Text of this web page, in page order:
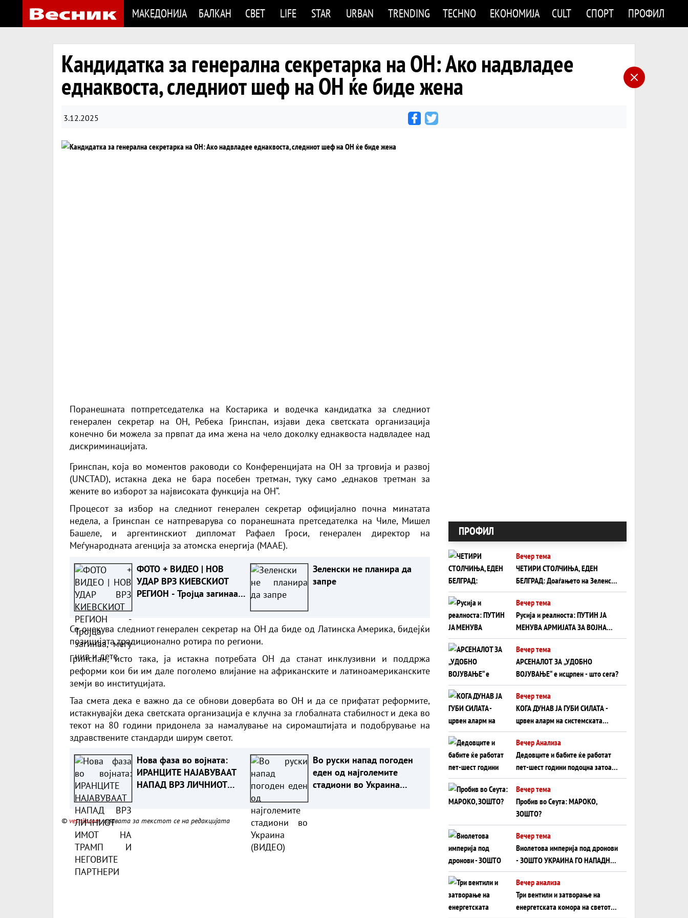
МАКЕДОНИЈА БАЛКАН СВЕТ LIFE STAR URBAN TRENDING TECHNO ЕКОНОМИЈА CULT СПОРТ ПРОФИЛ
Кандидатка за генерална секретарка на ОН: Ако надвладее
еднаквоста, следниот шеф на ОН ќе биде жена
3.12.2025
Поранешната потпретседателка на Костарика и водечка кандидатка за следниот
генерален секретар на ОН, Ребека Гринспан, изјави дека светската организација
конечно би можела за првпат да има жена на чело доколку еднаквоста надвладее над
дискриминацијата.
Гринспан, која во моментов раководи со Конференцијата на ОН за трговија и развој
(UNCTAD), истакна дека не бара посебен третман, туку само „еднаков третман за
жените во изборот за највисоката функција на ОН“.
Процесот за избор на следниот генерален секретар официјално почна минатата
недела, а Гринспан се натпреварува со поранешната претседателка на Чиле, Мишел
Башеле, и аргентинскиот дипломат Рафаел Гроси, генерален директор на
Меѓународната агенција за атомска енергија (МААЕ).
ФОТО + ВИДЕО | НОВ
УДАР ВРЗ КИЕВСКИОТ
РЕГИОН - Тројца загинаа,
Зеленски не планира да
запре
Се очекува следниот генерален секретар на ОН да биде од Латинска Америка, бидејќи
позицијата традиционално ротира по региони.
Гринспан, исто така, ја истакна потребата ОН да станат инклузивни и поддржа
реформи кои би им дале поголемо влијание на африканските и латиноамериканските
земји во институцијата.
Таа смета дека е важно да се обнови довербата во ОН и да се прифатат реформите,
истакнувајќи дека светската организација е клучна за глобалната стабилност и дека во
текот на 80 години придонела за намалување на сиромаштијата и подобрување на
здравствените стандарди ширум светот.
Нова фаза во војната:
ИРАНЦИТЕ НАЈАВУВААТ
НАПАД ВРЗ ЛИЧНИОТ
Во руски напад погоден
еден од најголемите
стадиони во Украина
© vesnik.com, правата за текстот се на редакцијата
ПРОФИЛ
Вечер тема
ЧЕТИРИ СТОЛЧИЊА, ЕДЕН
БЕЛГРАД: Доаѓањето на Зеленски
ги открива тајните на политиката
на балансирање на Вучиќ
Вечер тема
Русија и реалноста: ПУТИН ЈА
МЕНУВА АРМИЈАТА ЗА ВОЈНА
ШТО ОСТАНУВА БЕЗ ФРОНТ
Вечер тема
АРСЕНАЛОТ ЗА „УДОБНО
ВОЈУВАЊЕ“ е исцрпен - што сега?
Вечер тема
КОГА ДУНАВ ЈА ГУБИ СИЛАТА -
црвен аларм на системската
плоча од јужна Германија до
Црното Море...
Вечер Анализа
Дедовците и бабите ќе работат
пет-шест години подоцна затоа
што НЕМААТ ВНУЦИ ДА ГИ
ЗАМЕНАТ
Вечер тема
Пробив во Сеута: МАРОКО,
ЗОШТО?
Вечер тема
Виолетова империја под дронови
- ЗОШТО УКРАИНА ГО НАПАДНА
РУСКИОТ WILDBERRIES
Вечер анализа
Три вентили и затворање на
енергетската комора на светот: